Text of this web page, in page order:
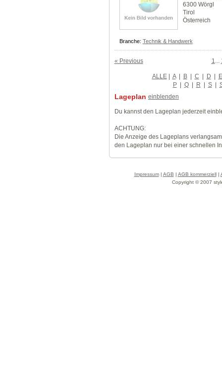
6300 Wörgl
Tirol
Österreich
Branche: Technik & Handwerk
« Previous 1
ALLE| A | B | C | D | E
P | Q | R | S |
Lageplan einblenden
Du kannst den Lageplan jederzeit
ACHTUNG:
Die Anzeige des Lageplans
den Lageplan nur bei einer schnellen
Impressum| AGB | AGB kommerziell|
Copyright © 2007